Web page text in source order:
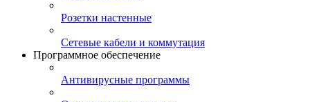
Розетки настенные
Сетевые кабели и коммутация
Программное обеспечение
Антивирусные программы